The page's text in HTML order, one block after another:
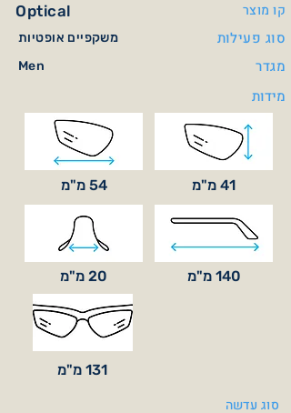
Optical קו מוצר
משקפיים אופטיות סוג פעילות
Men
מגדר
מידות
54 מ"מ 41 מ"מ
20 מ"מ 140 מ"מ
131 מ"מ
סוג עדשה